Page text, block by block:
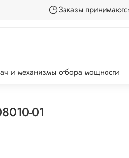
Заказы
и механизмы отбора мощности
01